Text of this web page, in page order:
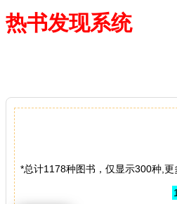
热书发现系统
*总计1178种图书，仅显示300种,
1